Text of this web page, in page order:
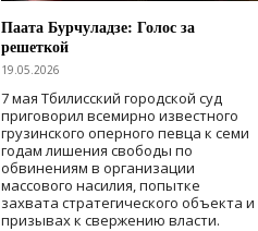
Паата Бурчуладзе: Голос за
решеткой
19.05.2026
7 мая Тбилисский городской суд
приговорил всемирно известного
грузинского оперного певца к семи
годам лишения свободы по
обвинениям в организации
массового насилия, попытке
захвата стратегического объекта и
призывах к свержению власти.